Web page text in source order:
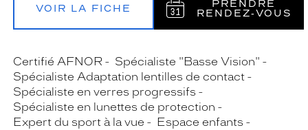
VOIR LA FICHE
PRENDRE
RENDEZ‑VOUS
Certifié AFNOR
Spécialiste "Basse Vision"
Spécialiste Adaptation lentilles de contact
Spécialiste en verres progressifs
Spécialiste en lunettes de protection
Expert du sport à la vue
Espace enfants